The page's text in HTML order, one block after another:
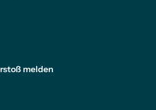
melden